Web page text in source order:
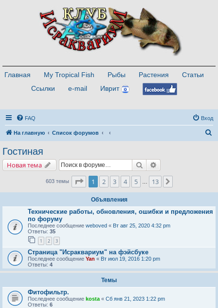
Главная My Tropical Fish Рыбы Растения
Статьи
Ссылки
e-mail Иврит
FAQ Вход
На главную Список форумов
Гостиная
Новая тема Поиск
603 темы Страница1 из
1 2 3 4 5 13
Объявления
Технические работы, обновления, ошибки и предложения
по форуму
Последнее сообщение weboved « Вт авг 25, 2020 4:32 pm
Ответы: 35
1 2 3
Страница "Исраквариум" на фэйсбуке
Последнее сообщение Yan « Вт июл 19, 2016 1:20 pm
Ответы: 4
Темы
Фитофильтр.
Последнее сообщение kosta « Сб янв 21, 2023 1:22 pm
Ответы: 6